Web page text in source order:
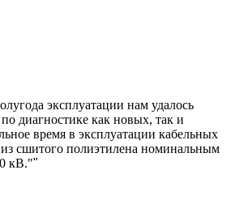
эксплуатации нам удалось
диагностике как новых, так и
время в эксплуатации кабельных
сшитого полиэтилена номинальным
кВ.""